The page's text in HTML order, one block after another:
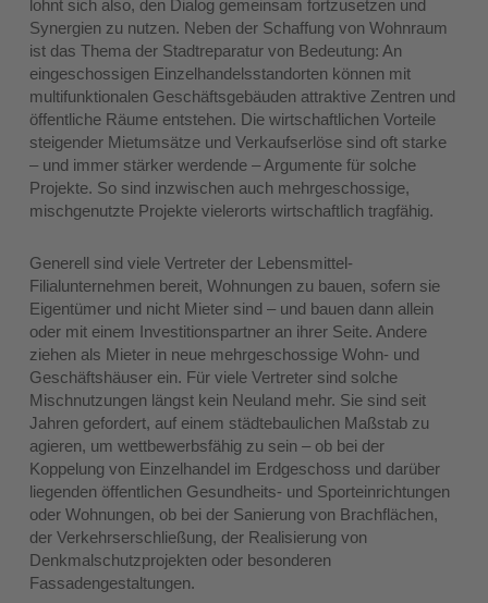
lohnt sich also, den Dialog gemeinsam fortzusetzen und
Synergien zu nutzen. Neben der Schaffung von Wohnraum
ist das Thema der Stadtreparatur von Bedeutung: An
eingeschossigen Einzelhandelsstandorten können mit
multifunktionalen Geschäftsgebäuden attraktive Zentren und
öffentliche Räume entstehen. Die wirtschaftlichen Vorteile
steigender Mietumsätze und Verkaufserlöse sind oft starke
– und immer stärker werdende – Argumente für solche
Projekte. So sind inzwischen auch mehrgeschossige,
mischgenutzte Projekte vielerorts wirtschaftlich tragfähig.
Generell sind viele Vertreter der Lebensmittel-
Filialunternehmen bereit, Wohnungen zu bauen, sofern sie
Eigentümer und nicht Mieter sind – und bauen dann allein
oder mit einem Investitionspartner an ihrer Seite. Andere
ziehen als Mieter in neue mehrgeschossige Wohn- und
Geschäftshäuser ein. Für viele Vertreter sind solche
Mischnutzungen längst kein Neuland mehr. Sie sind seit
Jahren gefordert, auf einem städtebaulichen Maßstab zu
agieren, um wettbewerbsfähig zu sein – ob bei der
Koppelung von Einzelhandel im Erdgeschoss und darüber
liegenden öffentlichen Gesundheits- und Sporteinrichtungen
oder Wohnungen, ob bei der Sanierung von Brachflächen,
der Verkehrserschließung, der Realisierung von
Denkmalschutzprojekten oder besonderen
Fassadengestaltungen.